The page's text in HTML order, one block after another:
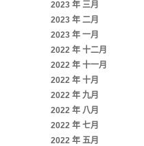
2023 年 三月
2023 年 二月
2023 年 一月
2022 年 十二月
2022 年 十一月
2022 年 十月
2022 年 九月
2022 年 八月
2022 年 七月
2022 年 五月